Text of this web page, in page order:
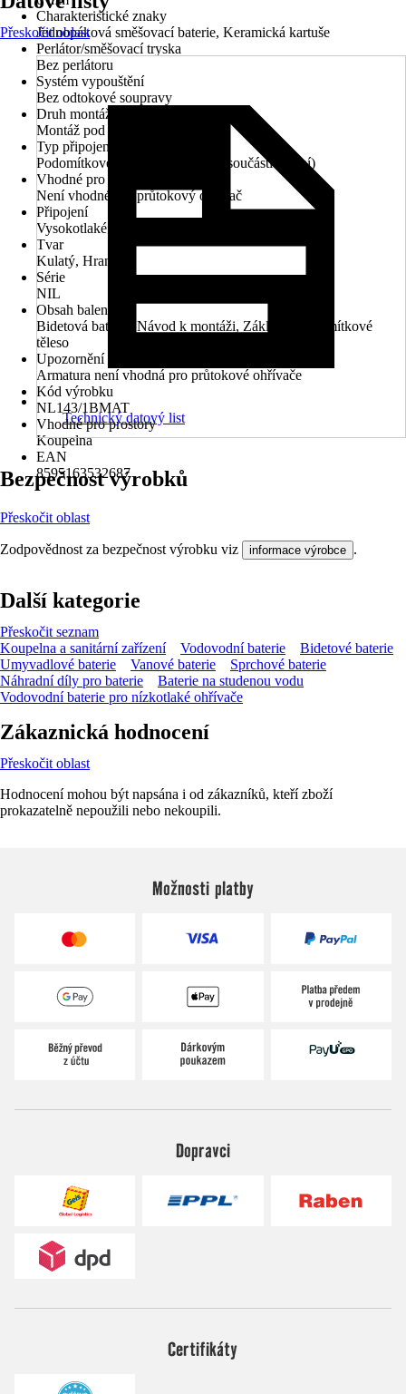
Charakteristické znaky
Jednopáková směšovací baterie, Keramická kartuše
Perlátor/směšovací tryska
Bez perlátoru
Systém vypouštění
Bez odtokové soupravy
Druh montáže
Montáž pod omítku
Typ připojení
Podomítkové instalační těleso (je součástí balení)
Vhodné pro
Není vhodné pro průtokový ohřívač
Připojení
Vysokotlaké - tlakové
Tvar
Kulatý, Hranatý
Série
NIL
Obsah balení
Bidetová baterie, Návod k montáži, Základní podomítkové
těleso
Upozornění
Armatura není vhodná pro průtokové ohřívače
Kód výrobku
NL143/1BMAT
Vhodné pro prostory
Koupelna
EAN
8595163532687
Přeskočit oblast
Technický datový list
Bezpečnost výrobků
Přeskočit oblast
Zodpovědnost za bezpečnost výrobku viz informace výrobce .
Další kategorie
Přeskočit seznam
Koupelna a sanitární zařízení
Vodovodní baterie
Bidetové baterie
Umyvadlové baterie
Vanové baterie
Sprchové baterie
Náhradní díly pro baterie
Baterie na studenou vodu
Vodovodní baterie pro nízkotlaké ohřívače
Zákaznická hodnocení
Přeskočit oblast
Hodnocení mohou být napsána i od zákazníků, kteří zboží
prokazatelně nepoužili nebo nekoupili.
Možnosti platby
Dopravci
Certifikáty